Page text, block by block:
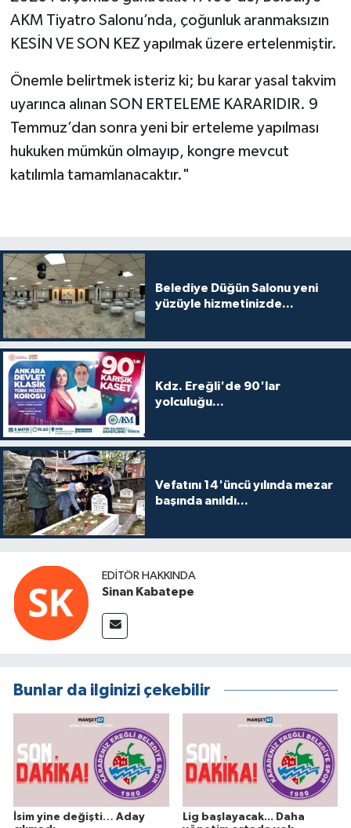
AKM Tiyatro Salonu’nda, çoğunluk aranmaksızın
KESİN VE SON KEZ yapılmak üzere ertelenmiştir.
Önemle belirtmek isteriz ki; bu karar yasal takvim
uyarınca alınan SON ERTELEME KARARIDIR. 9
Temmuz’dan sonra yeni bir erteleme yapılması
hukuken mümkün olmayıp, kongre mevcut
katılımla tamamlanacaktır."
Belediye Düğün Salonu yeni
yüzüyle hizmetinizde...
Kdz. Ereğli'de 90'lar
yolculuğu...
Vefatını 14'üncü yılında mezar
başında anıldı...
EDITÖR HAKKINDA
Sinan Kabatepe
Bunlar da ilginizi çekebilir
İsim yine değişti… Aday
Lig başlayacak... Daha